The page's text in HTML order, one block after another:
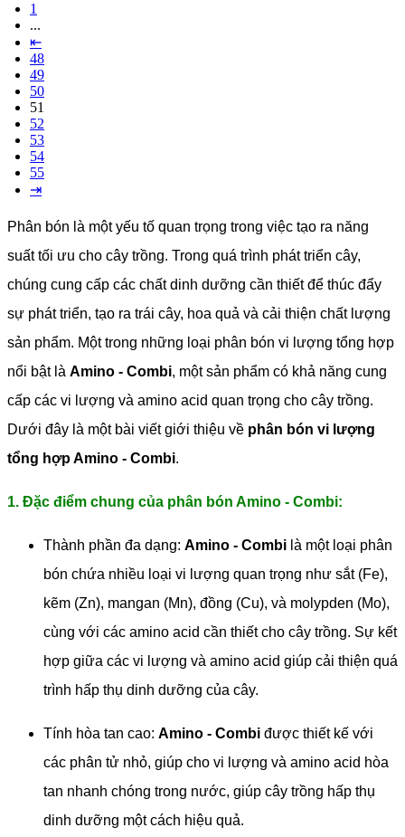
1
...
⇤
48
49
50
51
52
53
54
55
⇥
Phân bón là một yếu tố quan trọng trong việc tạo ra năng
suất tối ưu cho cây trồng. Trong quá trình phát triển cây,
chúng cung cấp các chất dinh dưỡng cần thiết để thúc đẩy
sự phát triển, tạo ra trái cây, hoa quả và cải thiện chất lượng
sản phẩm. Một trong những loại phân bón vi lượng tổng hợp
nổi bật là Amino - Combi, một sản phẩm có khả năng cung
cấp các vi lượng và amino acid quan trọng cho cây trồng.
Dưới đây là một bài viết giới thiệu về phân bón vi lượng
tổng hợp Amino - Combi.
1. Đặc điểm chung của phân bón Amino - Combi:
Thành phần đa dạng: Amino - Combi là một loại phân
bón chứa nhiều loại vi lượng quan trọng như sắt (Fe),
kẽm (Zn), mangan (Mn), đồng (Cu), và molypden (Mo),
cùng với các amino acid cần thiết cho cây trồng. Sự kết
hợp giữa các vi lượng và amino acid giúp cải thiện quá
trình hấp thụ dinh dưỡng của cây.
Tính hòa tan cao: Amino - Combi được thiết kế với
các phân tử nhỏ, giúp cho vi lượng và amino acid hòa
tan nhanh chóng trong nước, giúp cây trồng hấp thụ
dinh dưỡng một cách hiệu quả.